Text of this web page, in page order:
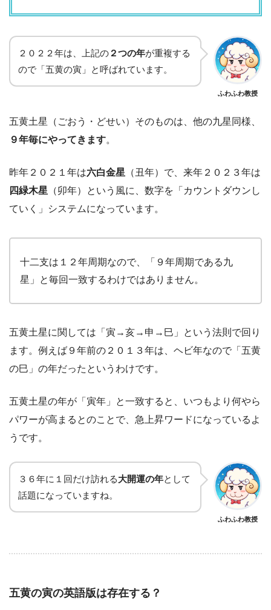
２０２２年は、上記の ２つの年が重複する
ので「五黄の寅」と呼ばれています。
ふわふわ教授
五黄土星（ごおう・どせい）そのものは、他の九星同様、
９年毎にやってきます。
昨年２０２１年は六白金星 （丑年）で、来年２０２３年は
四緑木星 （卯年）という風に、数字を「カウントダウンし
ていく」システムになっています。
十二支は１２年周期なので、「９年周期である九
星」と毎回一致するわけではありません。
五黄土星に関しては「寅→亥→申→巳」という法則で回り
ます。例えば９年前の２０１３年は、ヘビ年なので「五黄
の巳」の年だったというわけです。
五黄土星の年が「寅年」と一致すると、いつもより何やら
パワーが高まるとのことで、急上昇ワードになっているよ
うです。
３６年に１回だけ訪れる大開運の年として
話題になっていますね。
ふわふわ教授
五黄の寅の英語版は存在する？